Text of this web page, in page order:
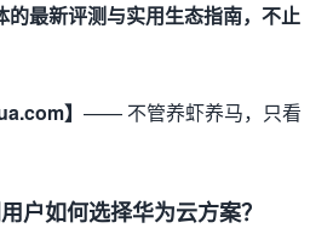
的最新评测与实用生态指南，不止
】 —— 不管养虾养马，只看
户如何选择华为云方案？